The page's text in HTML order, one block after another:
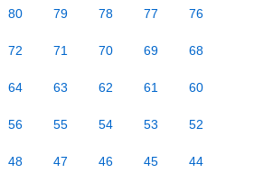
80 79 78 77 76
72 71 70 69 68
64 63 62 61 60
56 55 54 53 52
48 47 46 45 44